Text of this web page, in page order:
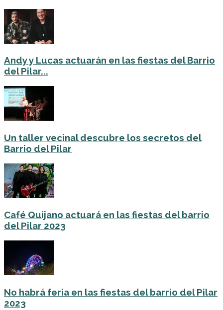
Andy y Lucas actuarán en las fiestas del Barrio
del Pilar...
Un taller vecinal descubre los secretos del
Barrio del Pilar
Café Quijano actuará en las fiestas del barrio
del Pilar 2023
No habrá feria en las fiestas del barrio del Pilar
2023